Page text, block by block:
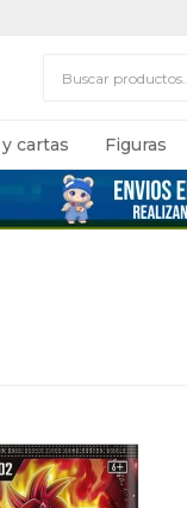
cartas Figuras